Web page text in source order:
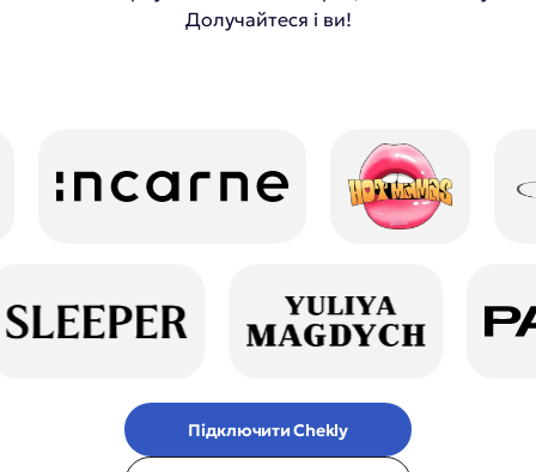
Долучайтеся і ви!
Підключити Chekly